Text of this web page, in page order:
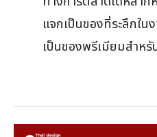
แจกเป็นของที่ระลึกใน
เป็นของพรีเมียมสำห